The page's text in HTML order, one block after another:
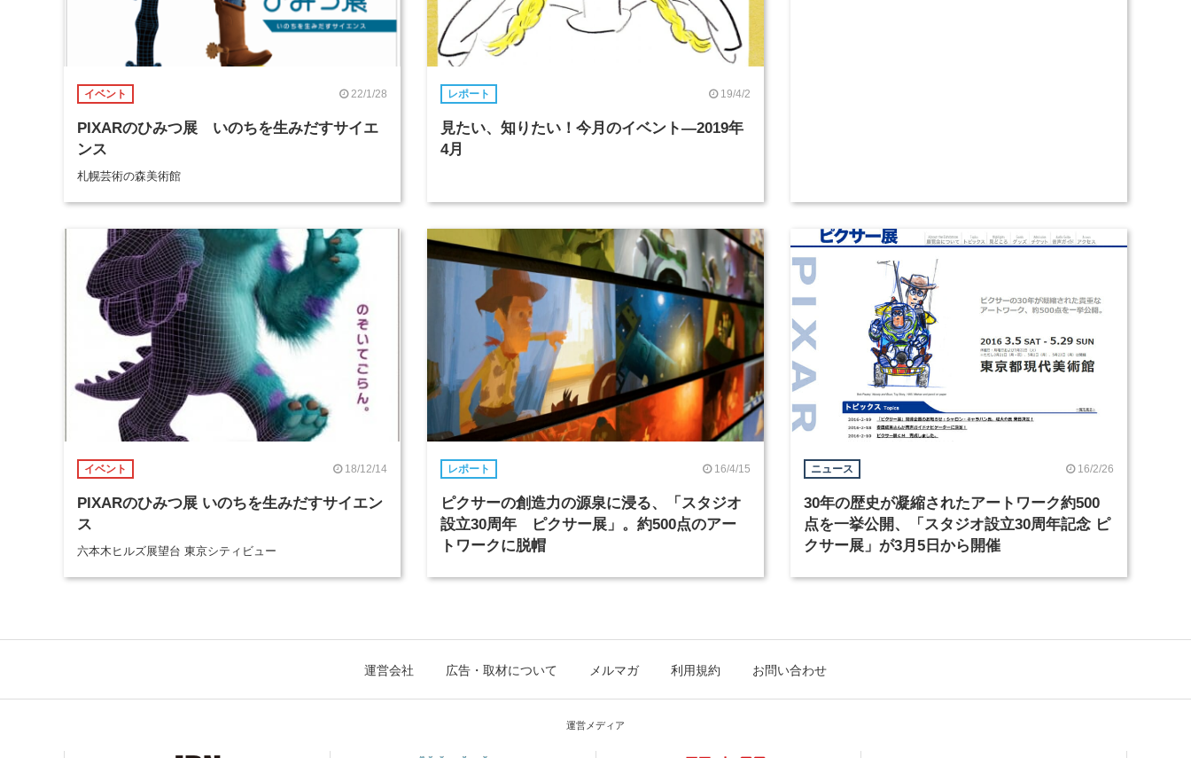
イベント 22/1/28
PIXARのひみつ展 いのちを生みだすサイエ
ンス
札幌芸術の森美術館
レポート 19/4/2
見たい、知りたい！今月のイベント―2019年
4月
イベント 18/12/14
PIXARのひみつ展 いのちを生みだすサイエン
ス
六本木ヒルズ展望台 東京シティビュー
レポート 16/4/15
ピクサーの創造力の源泉に浸る、「スタジオ
設立30周年 ピクサー展」。約500点のアー
トワークに脱帽
ニュース 16/2/26
30年の歴史が凝縮されたアートワーク約500
点を一挙公開、「スタジオ設立30周年記念 ピ
クサー展」が3月5日から開催
運営会社 広告・取材について メルマガ 利用規約 お問い合わせ
運営メディア